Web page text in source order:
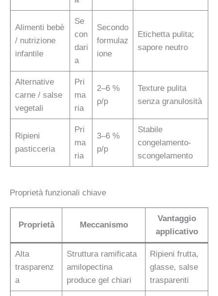
Alimenti bebè
/ nutrizione
infantile
Se
con
dari
a
Secondo
formulaz
ione
Etichetta pulita;
sapore neutro
Alternative
carne / salse
vegetali
Pri
ma
ria
2–6 %
p/p
Texture pulita
senza granulosità
Ripieni
pasticceria
Pri
ma
ria
3–6 %
p/p
Stabile
congelamento-
scongelamento
Proprietà funzionali chiave
Proprietà Meccanismo
Vantaggio
applicativo
Alta
trasparenz
a
Struttura ramificata
amilopectina
produce gel chiari
Ripieni frutta,
glasse, salse
trasparenti